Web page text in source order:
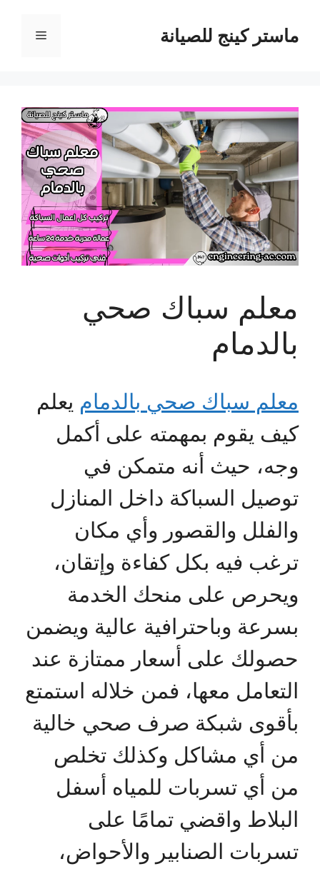
المحتوىماستر كينج للصيانة القائمة
معلم سباك صحي
بالدمام
معلم سباك صحي بالدمام يعلم
كيف يقوم بمهمته على أكمل
وجه، حيث أنه متمكن في
توصيل السباكة داخل المنازل
والفلل والقصور وأي مكان
ترغب فيه بكل كفاءة وإتقان،
ويحرص على منحك الخدمة
بسرعة وباحترافية عالية ويضمن
حصولك على أسعار ممتازة عند
التعامل معها، فمن خلاله استمتع
بأقوى شبكة صرف صحي خالية
من أي مشاكل وكذلك تخلص
من أي تسربات للمياه أسفل
البلاط واقضي تمامًا على
تسربات الصنابير والأحواض،